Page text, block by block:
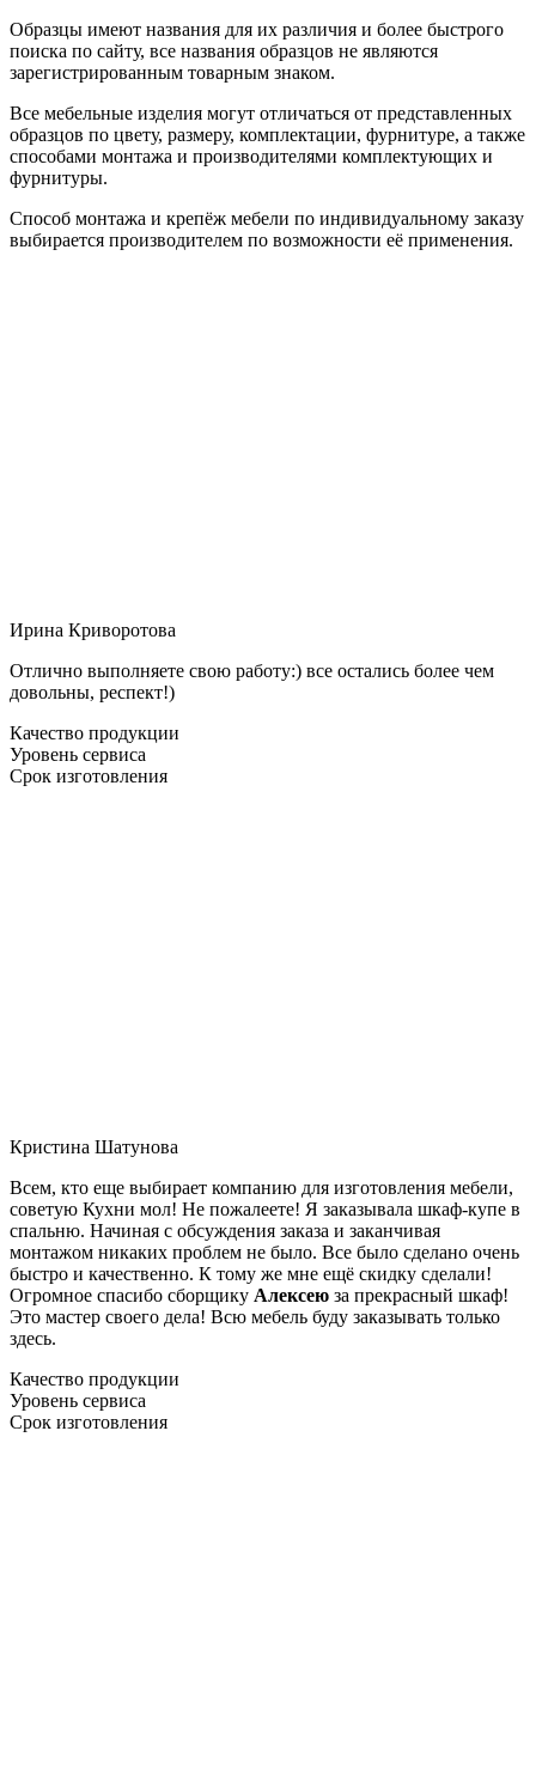
Образцы имеют названия для их различия и более быстрого
поиска по сайту, все названия образцов не являются
зарегистрированным товарным знаком.
Все мебельные изделия могут отличаться от представленных
образцов по цвету, размеру, комплектации, фурнитуре, а также
способами монтажа и производителями комплектующих и
фурнитуры.
Способ монтажа и крепёж мебели по индивидуальному заказу
выбирается производителем по возможности её применения.
Ирина Криворотова
Отлично выполняете свою работу:) все остались более чем
довольны, респект!)
Качество продукции
Уровень сервиса
Срок изготовления
Кристина Шатунова
Всем, кто еще выбирает компанию для изготовления мебели,
советую Кухни мол! Не пожалеете! Я заказывала шкаф-купе в
спальню. Начиная с обсуждения заказа и заканчивая
монтажом никаких проблем не было. Все было сделано очень
быстро и качественно. К тому же мне ещё скидку сделали!
Огромное спасибо сборщику Алексею за прекрасный шкаф!
Это мастер своего дела! Всю мебель буду заказывать только
здесь.
Качество продукции
Уровень сервиса
Срок изготовления